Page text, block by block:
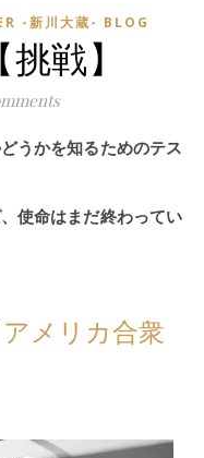
-新川大蔵- BLOG
戦】
使命はまだ終わってい
アメリカ合衆